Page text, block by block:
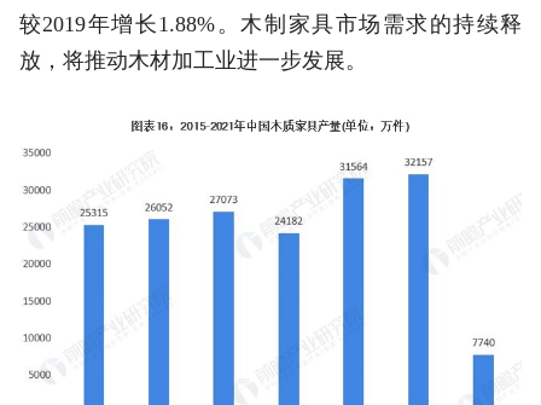
较2019年增长1.88%。木制家具市场需求的持续释
放，将推动木材加工业进一步发展。